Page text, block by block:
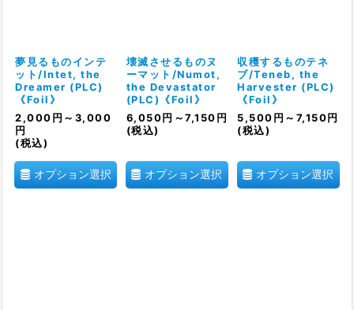
夢見るものインテ
ット/Intet, the
Dreamer (PLC)
《Foil》
2,000 円 ～3,000
円
(税込)
オプション選択
壊滅させるものヌ
ーマット/Numot,
the Devastator
(PLC)《Foil》
6,050 円 ～7,150 円
(税込)
オプション選択
収穫するものテネ
ブ/Teneb, the
Harvester (PLC)
《Foil》
5,500 円 ～7,150 円
(税込)
オプション選択